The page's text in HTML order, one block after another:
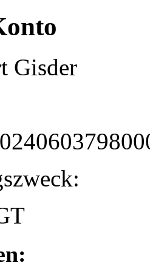
Gisder